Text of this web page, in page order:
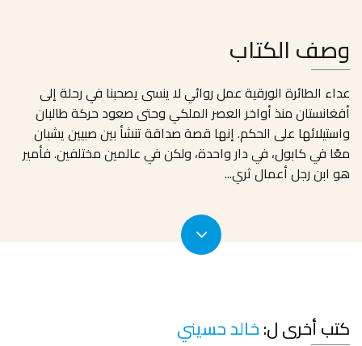
وصف الكتاب
عداء الطائرة الورقية عمل روائي لا ينسى يصحبنا في رحلة إلى
أفغانستان منذ أواخر العصر الملكي وحتى صعود حركة طالبان
واستيلائها على الحكم. إنها قصة صداقة تنشأ بين صبيين يشبان
معًا في كابول، في دار واحدة، ولكن في عالمين مختلفين. فأمير
هو ابن رجل أعمال ثري...
كتب أخرى ل:خالد حسيني